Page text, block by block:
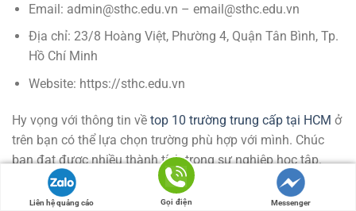
Email: admin@sthc.edu.vn – email@sthc.edu.vn
Địa chỉ: 23/8 Hoàng Việt, Phường 4, Quận Tân Bình, Tp.
Hồ Chí Minh
Website: https://sthc.edu.vn
Hy vọng với thông tin về top 10 trường trung cấp tại HCM ở
trên bạn có thể lựa chọn trường phù hợp với mình. Chúc
bạn đạt được nhiều thành tích trong sự nghiệp học tập.
Liên hệ quảng cáo Gọi điện Messenger